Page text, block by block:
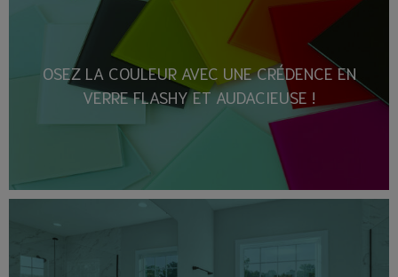
OSEZ LA COULEUR AVEC UNE CRÉDENCE EN
VERRE FLASHY ET AUDACIEUSE !